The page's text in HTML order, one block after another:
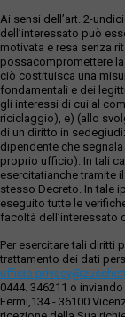
Ai sensi dell’art. 2-
dell’interessato può
motivata e resa senza
possacompromettere
ciò costituisca una
fondamentali e dei
gli interessi di cui al
riciclaggio), e) (allo
di un diritto in
dipendente che
proprio ufficio). In tali
esercitatianche tramite
stesso Decreto. In tale
eseguito tutte le
facoltà dell’interessato
Per esercitare tali diritti
trattamento dei dati
0444. 346211 o
Fermi,134 - 36100